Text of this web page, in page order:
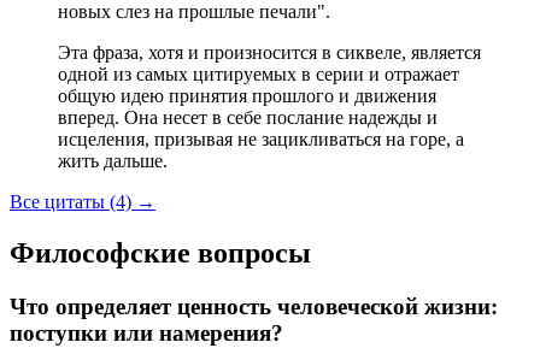
новых слез на прошлые печали".
Эта фраза, хотя и произносится в сиквеле, является
одной из самых цитируемых в серии и отражает
общую идею принятия прошлого и движения
вперед. Она несет в себе послание надежды и
исцеления, призывая не зацикливаться на горе, а
жить дальше.
Все цитаты (4) →
Философские вопросы
Что определяет ценность человеческой жизни:
поступки или намерения?